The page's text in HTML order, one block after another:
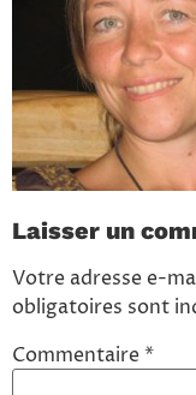
Laisser un
Votre adresse e-
obligatoires sont
Commentaire*